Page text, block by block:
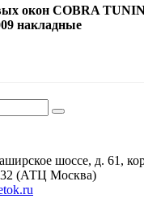
окон COBRA
накладные
шоссе, д. 61,
(АТЦ Москва)